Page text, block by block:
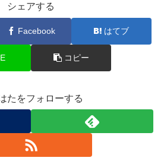
シェアする
Facebook はてブ
コピー
たをフォローする